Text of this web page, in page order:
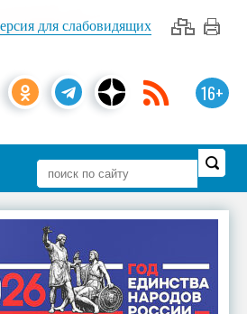
для слабовидящих
16+